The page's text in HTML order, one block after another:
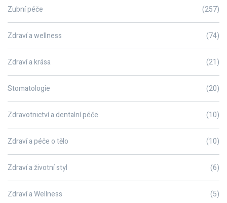
Zubní péče (257)
Zdraví a wellness (74)
Zdraví a krása (21)
Stomatologie (20)
Zdravotnictví a dentalní péče (10)
Zdraví a péče o tělo (10)
Zdraví a životní styl (6)
Zdraví a Wellness (5)